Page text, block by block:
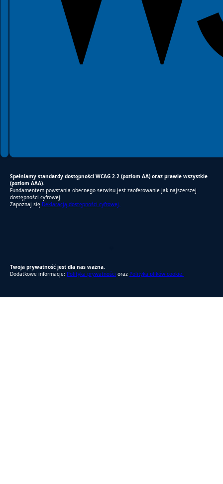
Spełniamy standardy dostępności WCAG 2.2 (poziom AA) oraz prawie wszystkie
(poziom AAA).
Fundamentem powstania obecnego serwisu jest zaoferowanie jak najszerszej
dostępności cyfrowej.
Zapoznaj się Deklaracją dostępności cyfrowej.
Twoja prywatność jest dla nas ważna.
Dodatkowe informacje: Polityka prywatności oraz Polityka plików cookie.